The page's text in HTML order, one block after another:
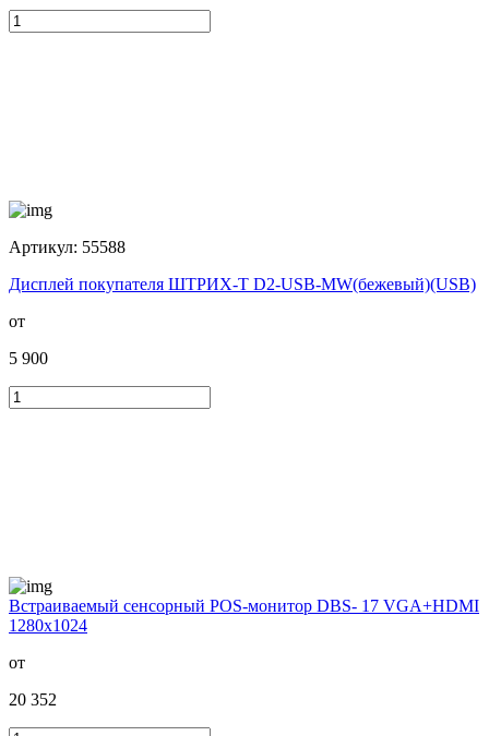
Артикул: 55588
Дисплей покупателя ШТРИХ-T D2-USB-MW(бежевый)(USB)
от
5 900
Встраиваемый сенсорный POS-монитор DBS- 17 VGA+HDMI
1280x1024
от
20 352